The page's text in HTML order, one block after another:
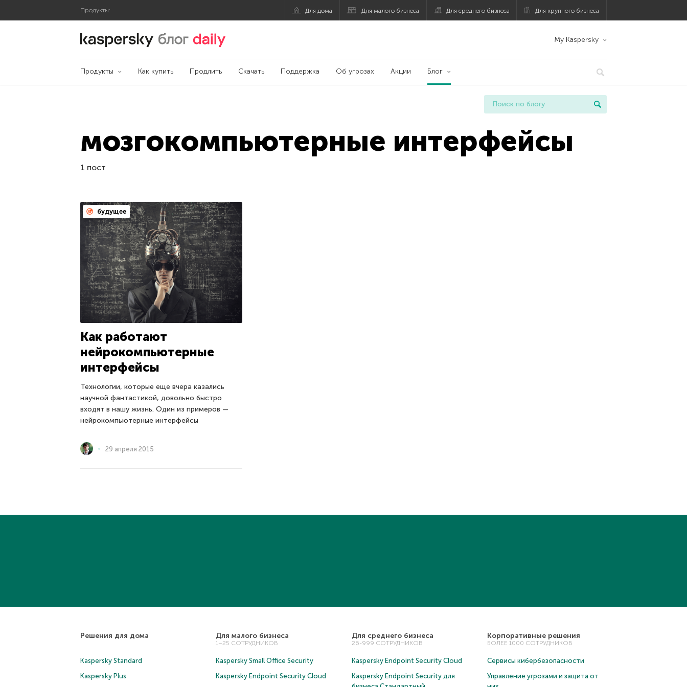
Продукты: Для дома Для малого бизнеса Для среднего бизнеса Для крупного бизнеса
Блог Касперского My Kaspersky
Продукты Как купить Продлить Скачать Поддержка Об угрозах Акции Блог
мозгокомпьютерные интерфейсы
1 пост
будущее
Как работают
нейрокомпьютерные
интерфейсы
Технологии, которые еще вчера казались
научной фантастикой, довольно быстро
входят в нашу жизнь. Один из примеров —
нейрокомпьютерные интерфейсы
29 апреля 2015
Решения для дома
Kaspersky Standard
Kaspersky Plus
Для малого бизнеса
1–25 СОТРУДНИКОВ
Kaspersky Small Office Security
Kaspersky Endpoint Security Cloud
Для среднего бизнеса
26-999 СОТРУДНИКОВ
Kaspersky Endpoint Security Cloud
Kaspersky Endpoint Security для
Корпоративные решения
БОЛЕЕ 1000 СОТРУДНИКОВ
Сервисы кибербезопасности
Управление угрозами и защита от